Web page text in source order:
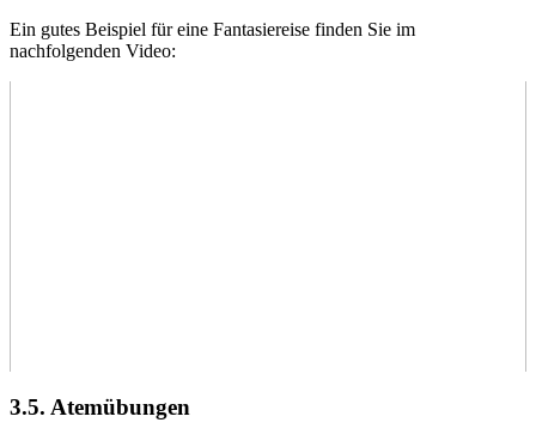
Ein gutes Beispiel für eine Fantasiereise finden Sie im
nachfolgenden Video:
3.5. Atemübungen